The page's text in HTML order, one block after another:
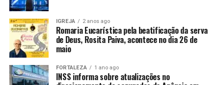
IGREJA 2 anos ago
Romaria Eucarística pela beatificação da serva
de Deus, Rosita Paiva, acontece no dia 26 de
maio
FORTALEZA 1 ano ago
INSS informa sobre atualizações no